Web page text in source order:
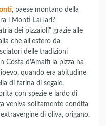
, paese montano della
i Monti Lattari?
dei pizzaioli" grazie alle
che all'estero da
delle tradizioni
Costa d'Amalfi la pizza ha
quando era abitudine
di farina di segale,
con spezie e lardo di
veniva solitamente condita
di oliva, origano,